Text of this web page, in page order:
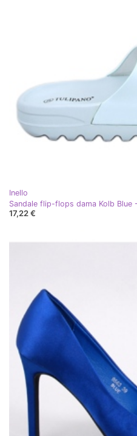
Inello
Sandale flip-flops dama Kolb Blue
17,22 €